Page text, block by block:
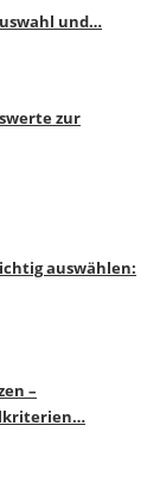
und…
zur
auswählen:
–